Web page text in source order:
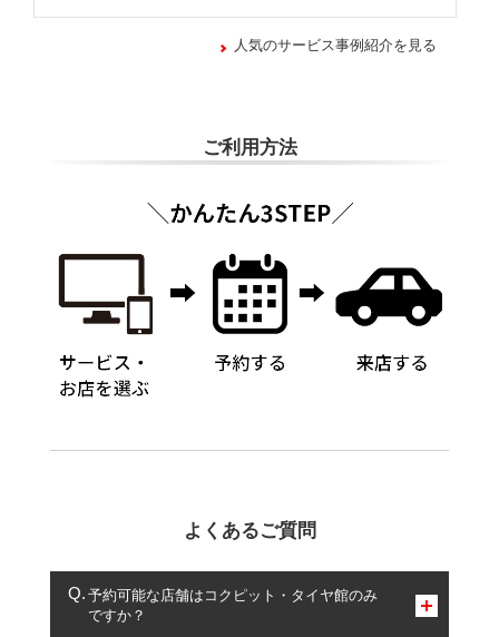
人気のサービス事例紹介を見る
ご利用方法
よくあるご質問
予約可能な店舗はコクピット・タイヤ館のみ
ですか？